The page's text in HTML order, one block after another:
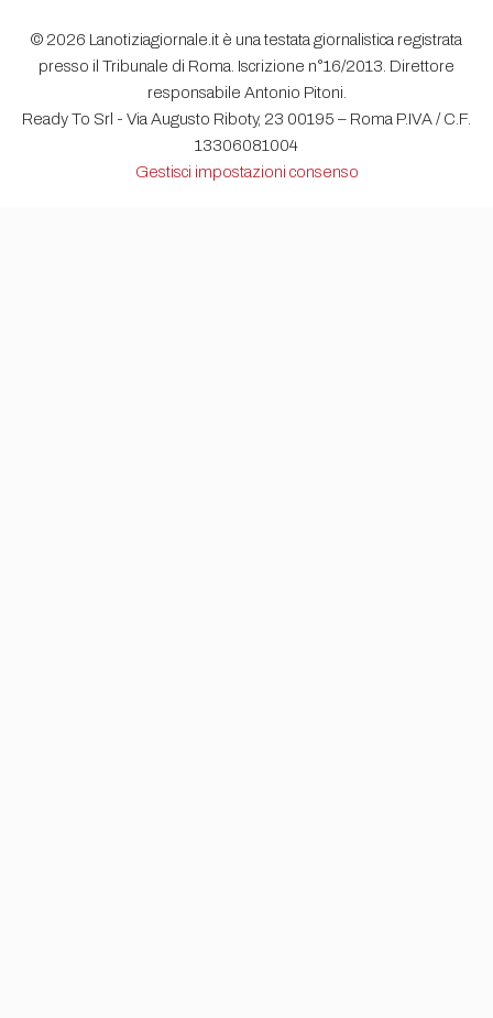
© 2026 Lanotiziagiornale.it è una testata giornalistica registrata
presso il Tribunale di Roma. Iscrizione n°16/2013. Direttore
responsabile Antonio Pitoni.
Ready To Srl - Via Augusto Riboty, 23 00195 – Roma P.IVA / C.F.
13306081004
Gestisci impostazioni consenso